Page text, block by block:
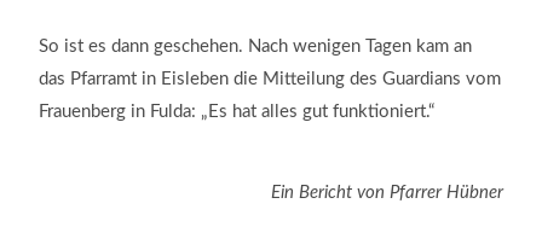
So ist es dann geschehen. Nach wenigen Tagen kam an
das Pfarramt in Eisleben die Mitteilung des Guardians vom
Frauenberg in Fulda: „Es hat alles gut funktioniert.“
Ein Bericht von Pfarrer Hübner